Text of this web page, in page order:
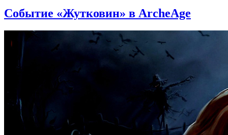
Событие «Жутковин» в ArcheAge